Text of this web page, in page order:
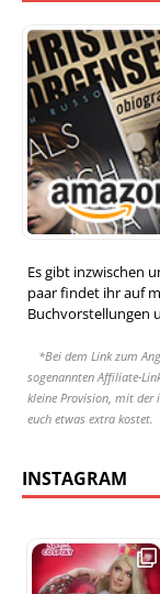
Es gibt inzwischen
paar findet ihr auf
Buchvorstellungen
*Bei dem Link zum
sogenannten Affiliate-
kleine Provision, mit der
euch etwas extra kostet.
INSTAGRAM